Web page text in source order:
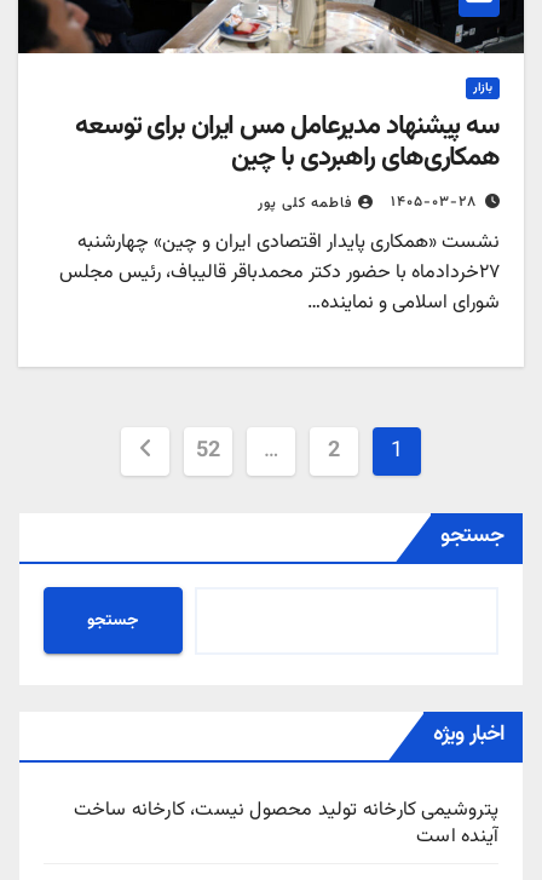
بازار
سه پیشنهاد مدیرعامل مس ایران برای توسعه
همکاری‌های راهبردی با چین
۱۴۰۵-۰۳-۲۸ فاطمه کلی پور
نشست «همکاری پایدار اقتصادی ایران و چین» چهارشنبه
۲۷خردادماه با حضور دکتر محمدباقر قالیباف، رئیس مجلس
شورای اسلامی و نماینده…
صفحه‌بندی
نوشته‌ها
1
2
…
52
جستجو
جستجو
اخبار ویژه
پتروشیمی کارخانه تولید محصول نیست، کارخانه ساخت
آینده است